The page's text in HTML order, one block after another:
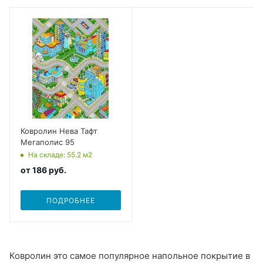
Ковролин Нева Тафт
Мегаполис 95
На складе: 55.2 м2
от186 руб.
ПОДРОБНЕЕ
Ковролин это самое популярное напольное покрытие в